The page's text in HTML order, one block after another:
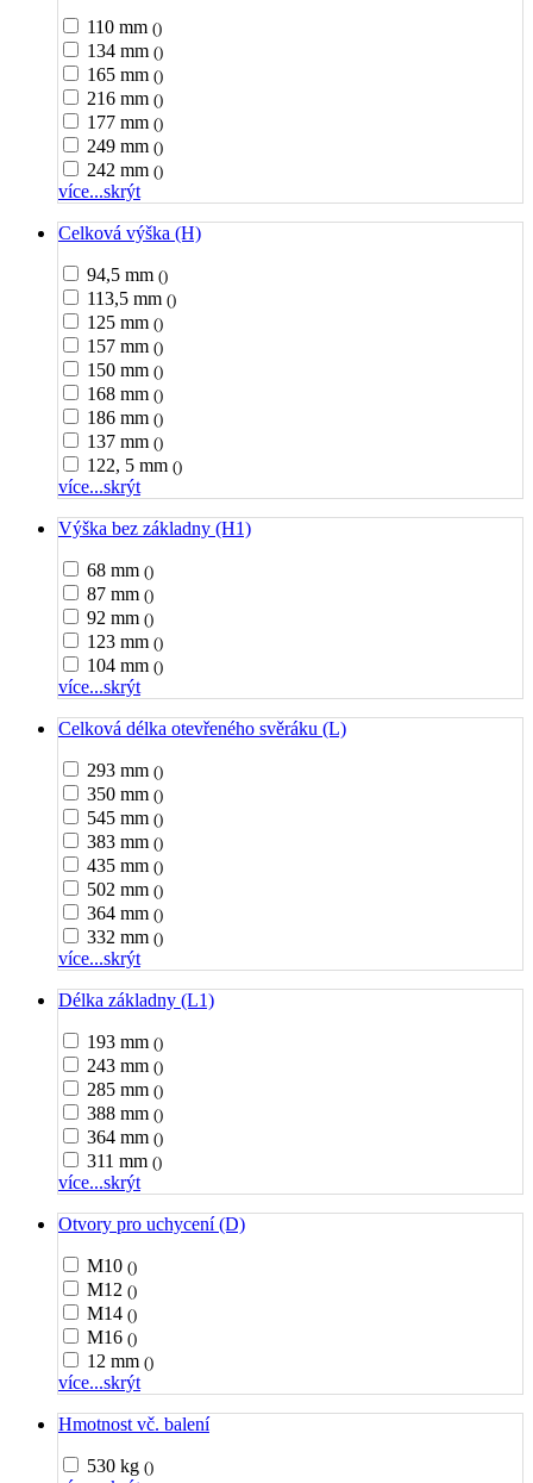
110 mm ()
134 mm ()
165 mm ()
216 mm ()
177 mm ()
249 mm ()
242 mm ()
více...skrýt
Celková výška (H)
94,5 mm ()
113,5 mm ()
125 mm ()
157 mm ()
150 mm ()
168 mm ()
186 mm ()
137 mm ()
122, 5 mm ()
více...skrýt
Výška bez základny (H1)
68 mm ()
87 mm ()
92 mm ()
123 mm ()
104 mm ()
více...skrýt
Celková délka otevřeného svěráku (L)
293 mm ()
350 mm ()
545 mm ()
383 mm ()
435 mm ()
502 mm ()
364 mm ()
332 mm ()
více...skrýt
Délka základny (L1)
193 mm ()
243 mm ()
285 mm ()
388 mm ()
364 mm ()
311 mm ()
více...skrýt
Otvory pro uchycení (D)
M10 ()
M12 ()
M14 ()
M16 ()
12 mm ()
více...skrýt
Hmotnost vč. balení
530 kg ()